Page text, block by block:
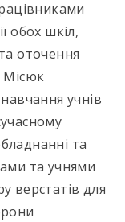
обох шкіл,
оточення
Місюк
учнів
та
та учнями
верстатів для